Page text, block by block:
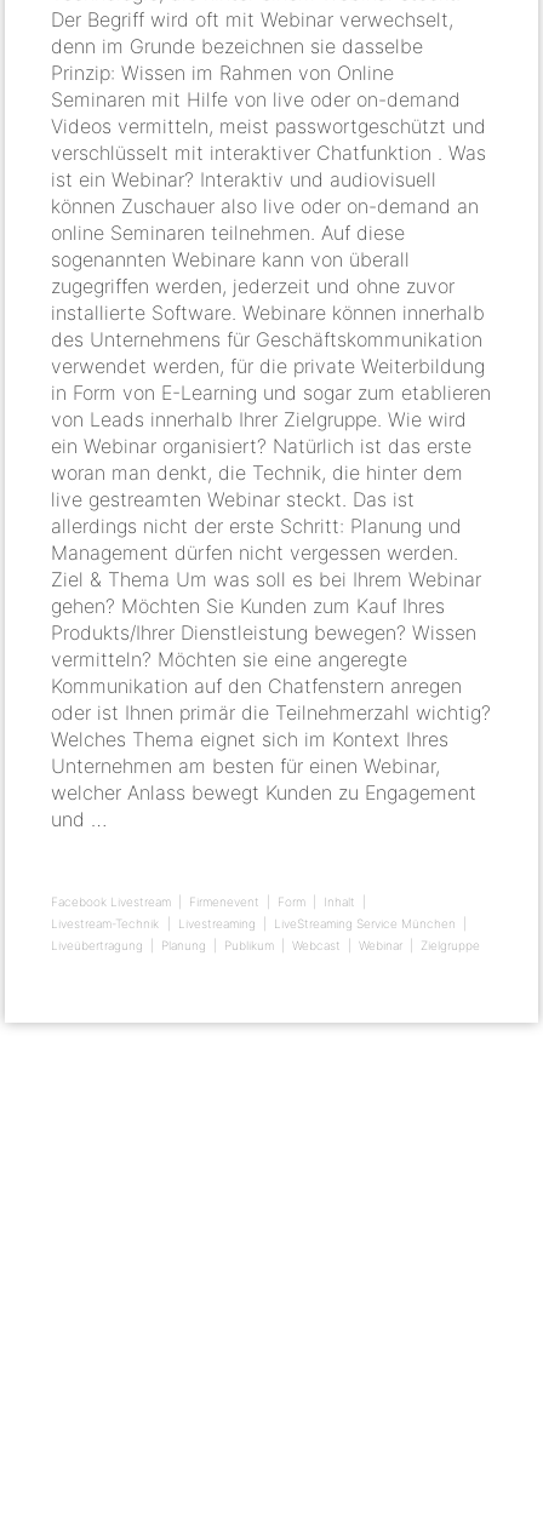
Der Begriff wird oft mit Webinar verwechselt,
denn im Grunde bezeichnen sie dasselbe
Prinzip: Wissen im Rahmen von Online
Seminaren mit Hilfe von live oder on-demand
Videos vermitteln, meist passwortgeschützt und
verschlüsselt mit interaktiver Chatfunktion . Was
ist ein Webinar? Interaktiv und audiovisuell
können Zuschauer also live oder on-demand an
online Seminaren teilnehmen. Auf diese
sogenannten Webinare kann von überall
zugegriffen werden, jederzeit und ohne zuvor
installierte Software. Webinare können innerhalb
des Unternehmens für Geschäftskommunikation
verwendet werden, für die private Weiterbildung
in Form von E-Learning und sogar zum etablieren
von Leads innerhalb Ihrer Zielgruppe. Wie wird
ein Webinar organisiert? Natürlich ist das erste
woran man denkt, die Technik, die hinter dem
live gestreamten Webinar steckt. Das ist
allerdings nicht der erste Schritt: Planung und
Management dürfen nicht vergessen werden.
Ziel & Thema Um was soll es bei Ihrem Webinar
gehen? Möchten Sie Kunden zum Kauf Ihres
Produkts/Ihrer Dienstleistung bewegen? Wissen
vermitteln? Möchten sie eine angeregte
Kommunikation auf den Chatfenstern anregen
oder ist Ihnen primär die Teilnehmerzahl wichtig?
Welches Thema eignet sich im Kontext Ihres
Unternehmen am besten für einen Webinar,
welcher Anlass bewegt Kunden zu Engagement
und …
Facebook Livestream Firmenevent Form
Inhalt
Livestream-Technik
Livestreaming
LiveStreaming Service München
Liveübertragung
Planung Publikum Webcast Webinar Zielgruppe